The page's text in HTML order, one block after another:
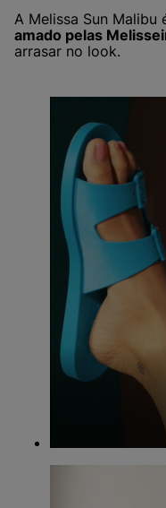
A Melissa Sun Malibu
amado pelas
arrasar no look.